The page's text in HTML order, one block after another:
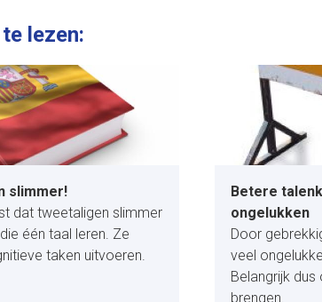
lezen:
slimmer!
dat tweetaligen slimmer
één taal leren. Ze
taken uitvoeren.
Betere
ongelukken
Door
veel
Belangrijk
brengen.